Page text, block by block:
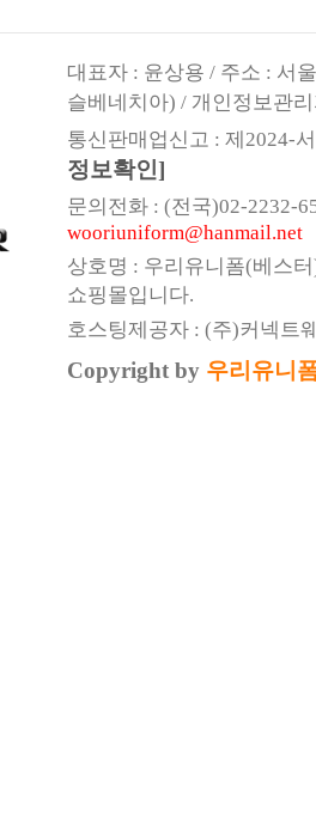
대표자 : 윤상용 / 주소 : 서
슬베네치아) / 개인정보관
통신판매업신고 : 제2024-
정보확인]
문의전화 : (전국)02-2232-
wooriuniform@hanmail.net
상호명 : 우리유니폼(베스
쇼핑몰입니다.
호스팅제공자 : (주)커넥트
Copyright by 우리유니